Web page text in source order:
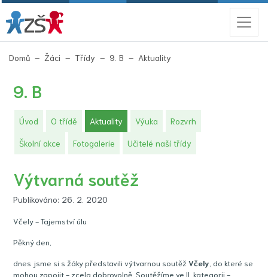
Domů Žáci Třídy 9. B Aktuality
9. B
Úvod O třídě Aktuality(aktuální)
Výuka Rozvrh
Školní akce Fotogalerie Učitelé naší třídy
Výtvarná soutěž
Publikováno: 26. 2. 2020
Včely - Tajemství úlu
Pěkný den,
dnes jsme si s žáky představili výtvarnou soutěž Včely , do které se
mohou zapojit - zcela dobrovolně. Soutěžíme ve II. kategorii -